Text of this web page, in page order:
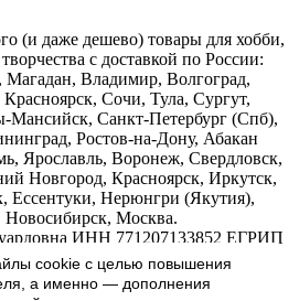
(и даже дешево) товары для хобби,
с доставкой по России:
Магадан, Владимир, Волгоград,
Сочи, Тула, Сургут,
Мансийск, Санкт-Петербург (Спб),
Ростов-на-Дону, Абакан
Ярославль, Воронеж, Свердловск,
Новгород, Красноярск, Иркутск,
Ессентуки, Нерюнгри (Якутия),
Новосибирск, Москва.
ИНН 771207133852 ЕГРИП
магазин Арт- декупаж
скрапбукинг
cookie с целью повышения
а именно — дополнения